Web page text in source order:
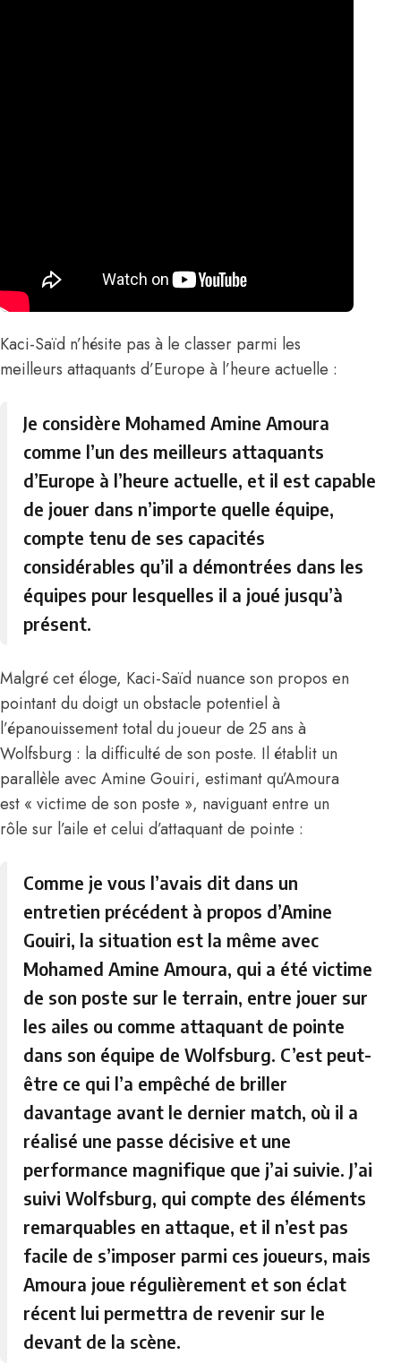
Kaci-Saïd n’hésite pas à le classer parmi les
meilleurs attaquants d’Europe à l’heure actuelle :
Je considère Mohamed Amine Amoura
comme l’un des meilleurs attaquants
d’Europe à l’heure actuelle, et il est capable
de jouer dans n’importe quelle équipe,
compte tenu de ses capacités
considérables qu’il a démontrées dans les
équipes pour lesquelles il a joué jusqu’à
présent.
Malgré cet éloge, Kaci-Saïd nuance son propos en
pointant du doigt un obstacle potentiel à
l’épanouissement total du joueur de 25 ans à
Wolfsburg : la difficulté de son poste. Il établit un
parallèle avec Amine Gouiri, estimant qu’Amoura
est « victime de son poste », naviguant entre un
rôle sur l’aile et celui d’attaquant de pointe :
Comme je vous l’avais dit dans un
entretien précédent à propos d’Amine
Gouiri, la situation est la même avec
Mohamed Amine Amoura, qui a été victime
de son poste sur le terrain, entre jouer sur
les ailes ou comme attaquant de pointe
dans son équipe de Wolfsburg. C’est peut-
être ce qui l’a empêché de briller
davantage avant le dernier match, où il a
réalisé une passe décisive et une
performance magnifique que j’ai suivie. J’ai
suivi Wolfsburg, qui compte des éléments
remarquables en attaque, et il n’est pas
facile de s’imposer parmi ces joueurs, mais
Amoura joue régulièrement et son éclat
récent lui permettra de revenir sur le
devant de la scène.